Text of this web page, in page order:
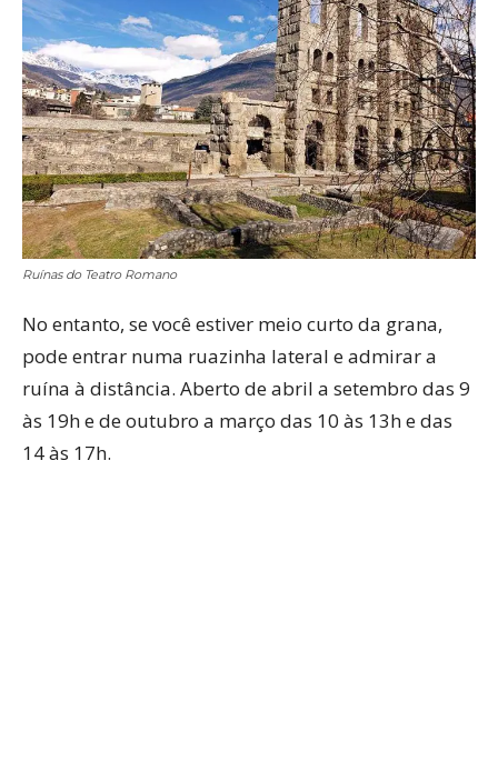
Ruínas do Teatro Romano
No entanto, se você estiver meio curto da grana,
pode entrar numa ruazinha lateral e admirar a
ruína à distância. Aberto de abril a setembro das 9
às 19h e de outubro a março das 10 às 13h e das
14 às 17h.